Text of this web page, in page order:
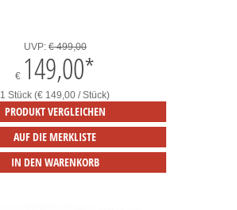
UVP: € 499,00
€ 149,00*
1 Stück (€ 149,00 / Stück)
PRODUKT VERGLEICHEN
AUF DIE MERKLISTE
IN DEN WARENKORB